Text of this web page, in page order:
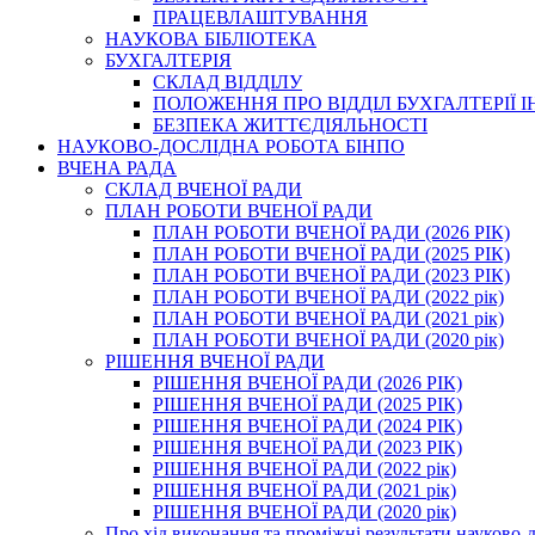
ПРАЦЕВЛАШТУВАННЯ
НАУКОВА БІБЛІОТЕКА
БУХГАЛТЕРІЯ
СКЛАД ВІДДІЛУ
ПОЛОЖЕННЯ ПРО ВІДДІЛ БУХГАЛТЕРІЇ
БЕЗПЕКА ЖИТТЄДІЯЛЬНОСТІ
НАУКОВО-ДОСЛІДНА РОБОТА БІНПО
ВЧЕНА РАДА
СКЛАД ВЧЕНОЇ РАДИ
ПЛАН РОБОТИ ВЧЕНОЇ РАДИ
ПЛАН РОБОТИ ВЧЕНОЇ РАДИ (2026 РІК)
ПЛАН РОБОТИ ВЧЕНОЇ РАДИ (2025 РІК)
ПЛАН РОБОТИ ВЧЕНОЇ РАДИ (2023 РІК)
ПЛАН РОБОТИ ВЧЕНОЇ РАДИ (2022 рік)
ПЛАН РОБОТИ ВЧЕНОЇ РАДИ (2021 рік)
ПЛАН РОБОТИ ВЧЕНОЇ РАДИ (2020 рік)
РІШЕННЯ ВЧЕНОЇ РАДИ
РІШЕННЯ ВЧЕНОЇ РАДИ (2026 РІК)
РІШЕННЯ ВЧЕНОЇ РАДИ (2025 РІК)
РІШЕННЯ ВЧЕНОЇ РАДИ (2024 РІК)
РІШЕННЯ ВЧЕНОЇ РАДИ (2023 РІК)
РІШЕННЯ ВЧЕНОЇ РАДИ (2022 рік)
РІШЕННЯ ВЧЕНОЇ РАДИ (2021 рік)
РІШЕННЯ ВЧЕНОЇ РАДИ (2020 рік)